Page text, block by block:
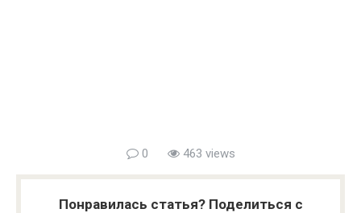
0 463 views
Понравилась статья? Поделиться с